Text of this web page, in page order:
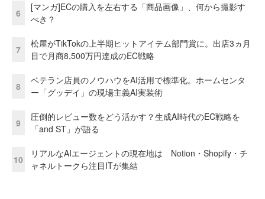
6
[マンガ]ECの購入を左右する「商品画像」、何から撮影す
べき？
7
松屋がTikTokの上半期ヒットアイテム部門賞に。出店3ヵ月
目で月商8,500万円達成のEC戦略
8
ベテラン店員のノウハウをAI活用で標準化。ホームセンタ
ー「グッデイ」の現場主義AI実装術
9
圧倒的レビュー数をどう活かす？生成AI時代のEC戦略を
「and ST」が語る
10
リアルなAIエージェントの現在地は Notion・Shopify・チ
ャネルトークら注目ITが集結